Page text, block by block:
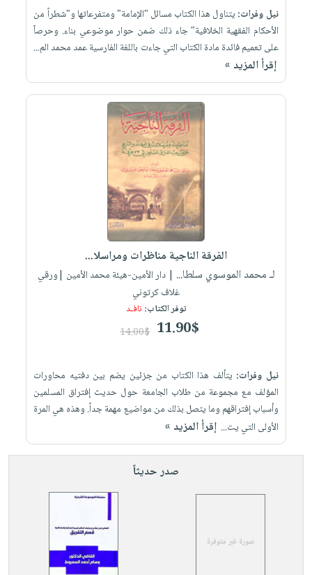
نيل وفرات: يتناول هذا الكتاب مسائل "الإمامة" ومتفرعاتها و"شطراً من
الأحكام الفقهية الخلافية" جاء ذلك ضمن حوار موضوعي بناء. وحرصاً
على تعميم فائدة مادة الكتاب التي جاءت باللغة الفارسية عمد محمد الم...
إقرأ المزيد »
الفرقة الناجية مناظرات ومراسلا...
لـ محمد الموسوي سلطا... | دار الأمين-هيئة محمد الأمين |ورقي
غلاف كرتوني
توفر الكتاب: نافـد
11.90$
14.00$
نيل وفرات: يتألف هذا الكتاب من جزئين يضم بين دفتيه محاورات
المؤلف مع مجموعة من طلاب الجامعة حول حديث إفتراق المسلمين
وأسباب إفتراقهم وما يتصل بذلك من مواضيع مهمة جداً. وهذه هي المرة
الأولى التي يت... إقرأ المزيد »
صدر حديثاً